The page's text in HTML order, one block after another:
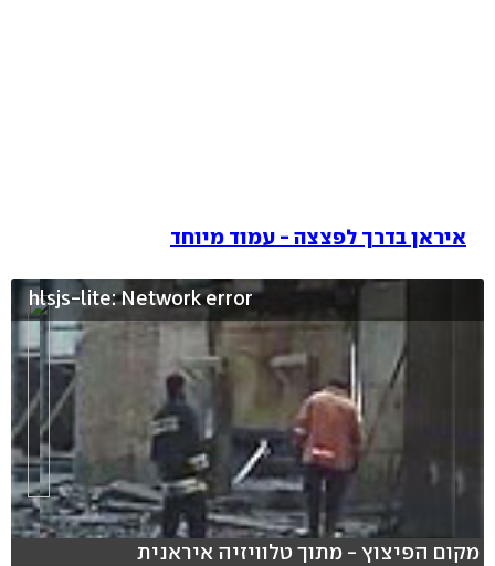
איראן בדרך לפצצה - עמוד מיוחד
hlsjs-lite: Network error
מקום הפיצוץ - מתוך טלוויזיה איראנית